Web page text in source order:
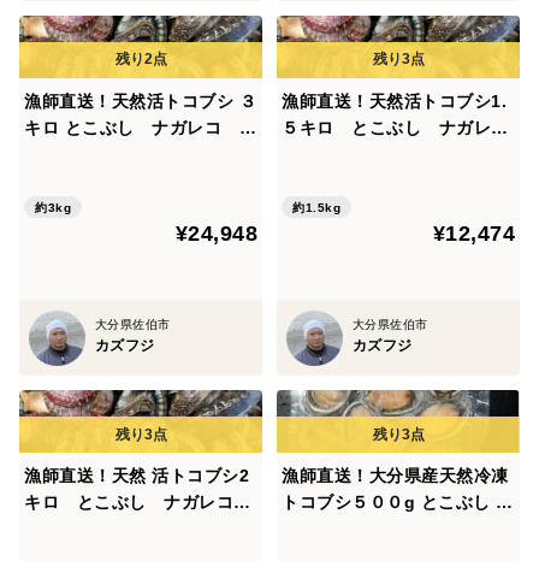
漁師直送！天然活トコブシ ３
キロ とこぶし ナガレコ な
約3kg
¥24,948
大分県佐伯市
カズフジ
漁師直送！天然活トコブシ1.
５キロ とこぶし ナガレ
約1.5kg
¥12,474
大分県佐伯市
カズフジ
漁師直送！天然 活トコブシ2
キロ とこぶし ナガレコ
漁師直送！大分県産天然冷凍
トコブシ５００g とこぶし ナ